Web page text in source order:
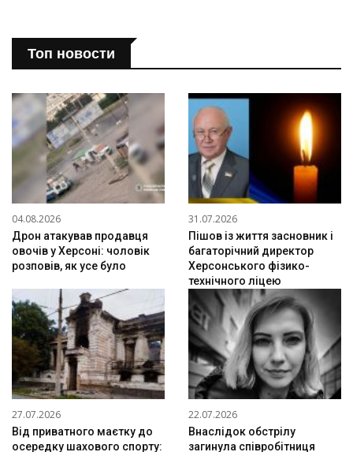
Топ новости
04.08.2026
Дрон атакував продавця
овочів у Херсоні: чоловік
розповів, як усе було
31.07.2026
Пішов із життя засновник і
багаторічний директор
Херсонського фізико-
технічного ліцею
27.07.2026
Від приватного маєтку до
осередку шахового спорту:
22.07.2026
Внаслідок обстрілу
загинула співробітниця